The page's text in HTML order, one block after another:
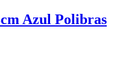
Azul Polibras